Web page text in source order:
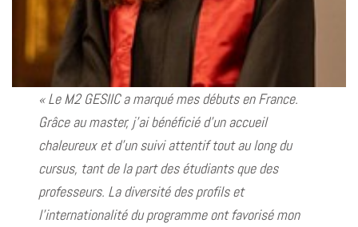
« Le M2 GESIIC a marqué mes débuts en France.
Grâce au master, j’ai bénéficié d’un accueil
chaleureux et d’un suivi attentif tout au long du
cursus, tant de la part des étudiants que des
professeurs. La diversité des profils et
l’internationalité du programme ont favorisé mon